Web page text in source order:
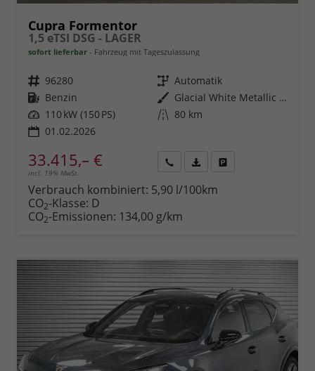
Cupra Formentor
1,5 eTSI DSG - LAGER
sofort lieferbar Fahrzeug mit Tageszulassung
Fahrzeugnr. 96280 Getriebe Automatik
Kraftstoff Benzin Außenfarbe
Glacial White Metallic (2Y)
Leistung 110 kW (150 PS) Kilometerstand 80 km
01.02.2026
33.415,– €
incl. 19% MwSt.
anfordern
Datei,
Verbrauch kombiniert: 5,90 l/100km
CO2-Klasse: D
CO2-Emissionen: 134,00 g/km